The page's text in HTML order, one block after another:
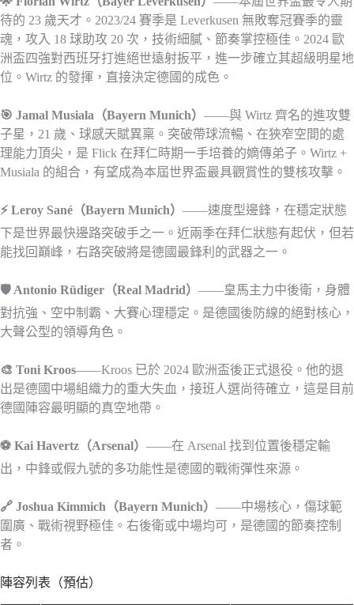
待的 23 歲天才。2023/24 賽季是 Leverkusen 無敗奪冠賽季的靈
魂，攻入 18 球助攻 20 次，技術細膩、節奏掌控極佳。2024 歐
洲盃四強對西班牙打進絕世遠射扳平，進一步確立其超級明星地
位。Wirtz 的發揮，直接決定德國的成色。
🎯 Jamal Musiala（Bayern Munich） ——與 Wirtz 齊名的進攻雙
子星，21 歲、球感天賦異稟。突破帶球流暢、在狹窄空間的處
理能力頂尖，是 Flick 在拜仁時期一手培養的嫡傳弟子。Wirtz +
Musiala 的組合，有望成為本屆世界盃最具觀賞性的雙核攻擊。
⚡ Leroy Sané（Bayern Munich） ——速度型邊鋒，在穩定狀態
下是世界最快邊路突破手之一。近兩季在拜仁狀態有起伏，但若
能找回巔峰，右路突破將是德國最鋒利的武器之一。
🛡️ Antonio Rüdiger（Real Madrid） ——皇馬主力中後衛，身體
對抗強、空中制霸、大賽心理穩定。是德國後防線的絕對核心，
大聲公型的領導角色。
🎨 Toni Kroos——Kroos 已於 2024 歐洲盃後正式退役。他的退
出是德國中場組織力的重大失血，接班人選尚待確立，這是目前
德國陣容最明顯的真空地帶。
⚽ Kai Havertz（Arsenal） ——在 Arsenal 找到位置後穩定輸
出，中鋒或假九號的多功能性是德國的戰術彈性來源。
🔗 Joshua Kimmich（Bayern Munich） ——中場核心，傷球範
圍廣、戰術視野極佳。右後衛或中場均可，是德國的節奏控制
者。
陣容列表（預估）